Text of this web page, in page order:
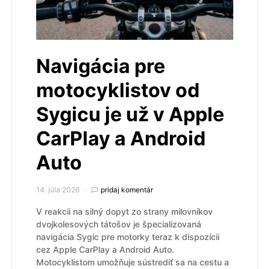
Navigácia pre
motocyklistov od
Sygicu je už v Apple
CarPlay a Android
Auto
14. júla 2026 pridaj komentár
V reakcii na silný dopyt zo strany milovníkov
dvojkolesových tátošov je špecializovaná
navigácia Sygic pre motorky teraz k dispozícii
cez Apple CarPlay a Android Auto.
Motocyklistom umožňuje sústrediť sa na cestu a